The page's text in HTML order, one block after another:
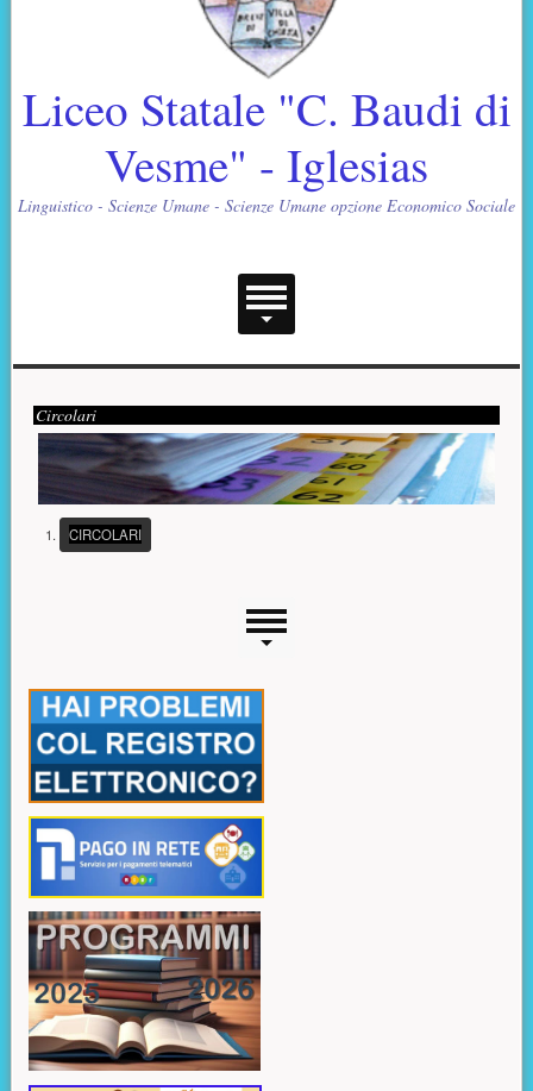
Liceo Statale "C. Baudi di
Vesme" - Iglesias
Linguistico - Scienze Umane - Scienze Umane opzione Economico Sociale
Menu principale
Presentazione
Circolari
CIRCOLARI(PULSANTE PRESENTAZIONE)
Menu laterale
Risorse aggiuntive (colonna di sinistra)